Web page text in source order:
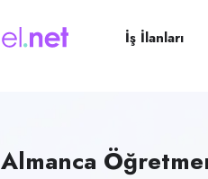
İş İlanları
Almanca